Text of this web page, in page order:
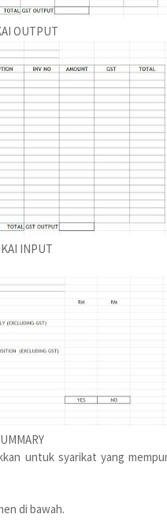
OUTPUT
INPUT
untuk syarikat yang
di bawah.